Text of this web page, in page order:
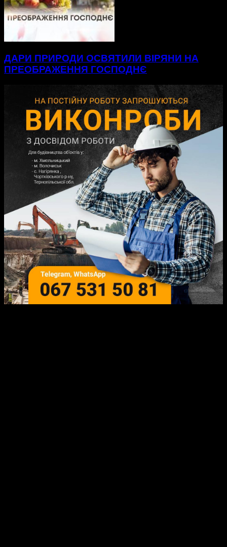
ДАРИ ПРИРОДИ ОСВЯТИЛИ ВІРЯНИ НА
ПРЕОБРАЖЕННЯ ГОСПОДНЄ